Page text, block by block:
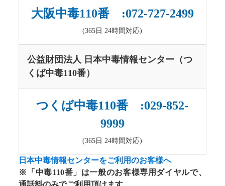
大阪中毒110番 :072-727-2499
(365日 24時間対応)
公益財団法人 日本中毒情報センター（つ
くば中毒110番）
つくば中毒110番 :029-852-
9999
(365日 24時間対応)
日本中毒情報センターをご利用のお客様へ
※「中毒110番」は一般のお客様専用ダイヤルで、
通話料のみでご利用頂けます。